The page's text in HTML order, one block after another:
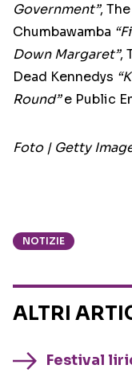
Government”,
Chumbawamba
Down Margaret”,
Dead Kennedys
Round”e Public
Foto | Getty
NOTIZIE
ALTRI
Festival